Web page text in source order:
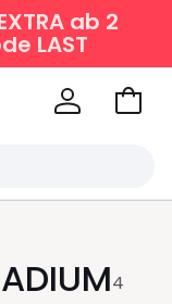
ab 2
LAST
Zum
4